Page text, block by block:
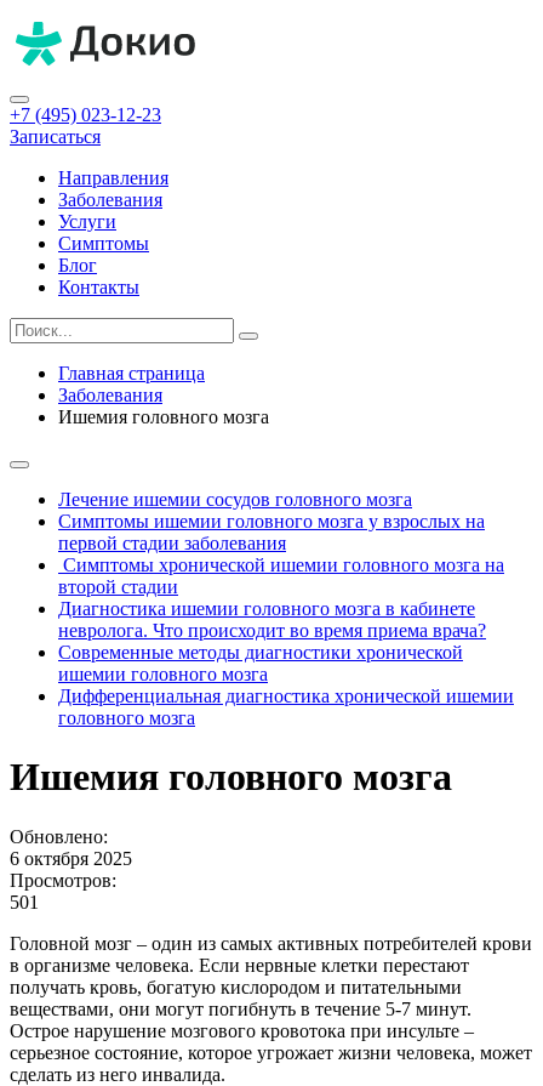
+7 (495) 023-12-23
Записаться
Направления
Заболевания
Услуги
Симптомы
Блог
Контакты
Главная страница
Заболевания
Ишемия головного мозга
Лечение ишемии сосудов головного мозга
Симптомы ишемии головного мозга у взрослых на
первой стадии заболевания
Симптомы хронической ишемии головного мозга на
второй стадии
Диагностика ишемии головного мозга в кабинете
невролога. Что происходит во время приема врача?
Современные методы диагностики хронической
ишемии головного мозга
Дифференциальная диагностика хронической ишемии
головного мозга
Ишемия головного мозга
Обновлено:
6 октября 2025
Просмотров:
501
Головной мозг – один из самых активных потребителей крови
в организме человека. Если нервные клетки перестают
получать кровь, богатую кислородом и питательными
веществами, они могут погибнуть в течение 5-7 минут.
Острое нарушение мозгового кровотока при инсульте –
серьезное состояние, которое угрожает жизни человека, может
сделать из него инвалида.